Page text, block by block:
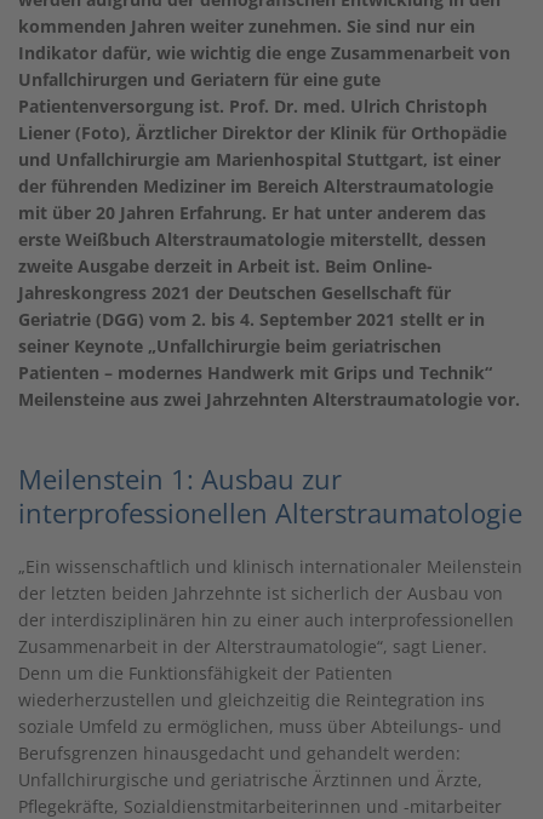
kommenden Jahren weiter zunehmen. Sie sind nur ein
Indikator dafür, wie wichtig die enge Zusammenarbeit von
Unfallchirurgen und Geriatern für eine gute
Patientenversorgung ist. Prof. Dr. med. Ulrich Christoph
Liener (Foto), Ärztlicher Direktor der Klinik für Orthopädie
und Unfallchirurgie am Marienhospital Stuttgart, ist einer
der führenden Mediziner im Bereich Alterstraumatologie
mit über 20 Jahren Erfahrung. Er hat unter anderem das
erste Weißbuch Alterstraumatologie miterstellt, dessen
zweite Ausgabe derzeit in Arbeit ist. Beim Online-
Jahreskongress 2021 der Deutschen Gesellschaft für
Geriatrie (DGG) vom 2. bis 4. September 2021 stellt er in
seiner Keynote „Unfallchirurgie beim geriatrischen
Patienten – modernes Handwerk mit Grips und Technik“
Meilensteine aus zwei Jahrzehnten Alterstraumatologie vor.
Meilenstein 1: Ausbau zur
interprofessionellen Alterstraumatologie
„Ein wissenschaftlich und klinisch internationaler Meilenstein
der letzten beiden Jahrzehnte ist sicherlich der Ausbau von
der interdisziplinären hin zu einer auch interprofessionellen
Zusammenarbeit in der Alterstraumatologie“, sagt Liener.
Denn um die Funktionsfähigkeit der Patienten
wiederherzustellen und gleichzeitig die Reintegration ins
soziale Umfeld zu ermöglichen, muss über Abteilungs- und
Berufsgrenzen hinausgedacht und gehandelt werden:
Unfallchirurgische und geriatrische Ärztinnen und Ärzte,
Pflegekräfte, Sozialdienstmitarbeiterinnen und -mitarbeiter